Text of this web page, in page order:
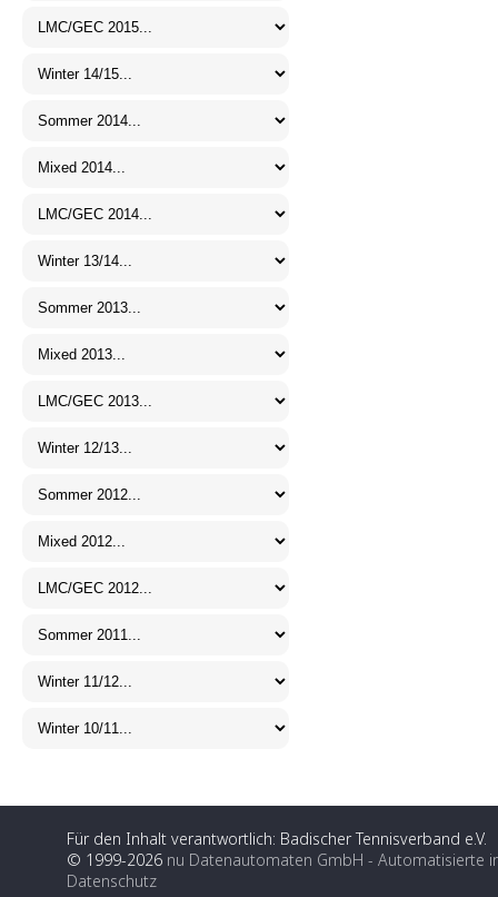
Für den Inhalt verantwortlich: Badischer Tennisverband e.V.
© 1999-2026 nu Datenautomaten GmbH - Automatisierte
Datenschutz